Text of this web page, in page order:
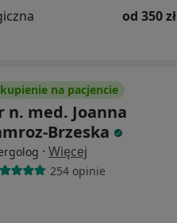
od 350 zł
na pacjencie
n. med. Joanna
Brzeska
· Więcej
254 opinie